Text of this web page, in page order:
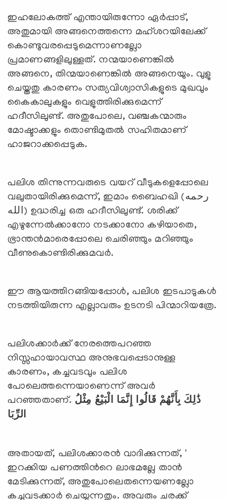
ഇഹലോകത്ത് എന്തായിരുന്നോ ഏര്‍പ്പാട്,
അതുമായി അങ്ങനെത്തന്നെ മഹ്ശറയിലേക്ക്
കൊണ്ടുവരപ്പെടുമെന്നാണല്ലോ
പ്രമാണങ്ങളിലുള്ളത്. നന്മയാണെങ്കില്‍
അങ്ങനെ, തിന്മയാണെങ്കില്‍ അങ്ങനെയും. വുളു
ചെയ്തതു കാരണം സത്യവിശ്വാസികളുടെ മുഖവും
കൈകാലുകളും വെളുത്തിരിക്കുമെന്ന്
ഹദീസിലുണ്ട്. അതുപോലെ, വഞ്ചകന്മാരും
മോഷ്ടാക്കളും തൊണ്ടിമുതല്‍ സഹിതമാണ്
ഹാജറാക്കപ്പെടുക.
പലിശ തിന്നുന്നവരുടെ വയറ് വീടുകളെപ്പോലെ
വലുതായിരിക്കുമെന്ന്, ഇമാം ബൈഹഖി (رحمه
الله) ഉദ്ധരിച്ച ഒരു ഹദീസിലുണ്ട്. ശരിക്ക്
എഴുന്നേല്‍ക്കാനോ നടക്കാനോ കഴിയാതെ,
ഭ്രാന്തന്‍മാരെപ്പോലെ ചെരിഞ്ഞും മറിഞ്ഞും
വീണുകൊണ്ടിരിക്കുമവര്‍.
ഈ ആയത്തിറങ്ങിയപ്പോള്‍, പലിശ ഇടപാടുകള്‍
നടത്തിയിരുന്ന എല്ലാവരും ഉടനടി പിന്മാറിയത്രേ.
പലിശക്കാര്‍ക്ക് നേരത്തെപറഞ്ഞ
നിസ്സഹായാവസ്ഥ അനുഭവപ്പെടാനുള്ള
കാരണം, കച്ചവടവും പലിശ
പോലെത്തന്നെയാണെന്ന് അവര്‍
പറഞ്ഞതാണ്. ذَٰلِكَ بِأَنَّهُمْ قَالُوا إِنَّمَا الْبَيْعُ مِثْلُ
الرِّبَا
അതായത്, പലിശക്കാരന്‍ വാദിക്കുന്നത്, '
ഇറക്കിയ പണത്തിന്‍റെ ലാഭമല്ലേ താന്‍
മേടിക്കുന്നത്, അതുപോലെതന്നെയണല്ലോ
കച്ചവടക്കാര്‍ ചെയ്യുന്നതും. അവരും ചരക്ക്